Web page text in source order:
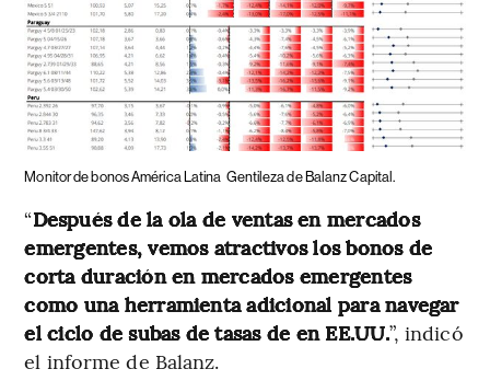
Monitor de bonos América Latina Gentileza de Balanz Capital.
“Después de la ola de ventas en mercados
emergentes, vemos atractivos los bonos de
corta duración en mercados emergentes
como una herramienta adicional para navegar
el ciclo de subas de tasas de en EE.UU.”, indicó
el informe de Balanz.